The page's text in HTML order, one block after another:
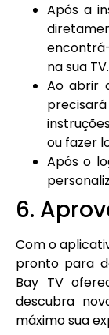
Após a
na sua TV.
Ao abrir
ou fazer
Após o
6.
Com o
pronto para
Bay TV
descubra
máximo sua